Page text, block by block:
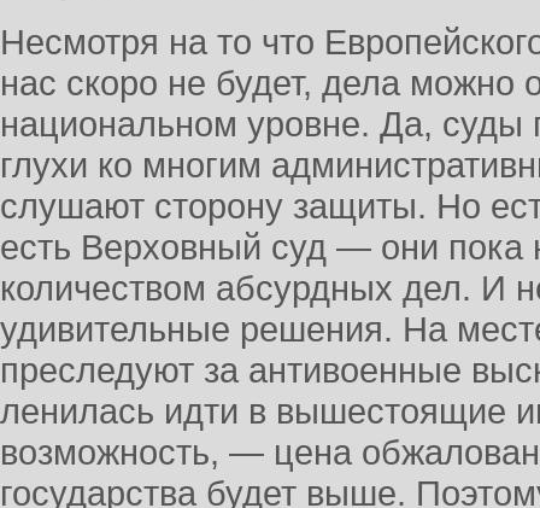
Несмотря на то что
нас скоро не будет, дела можно
национальном уровне. Да, суды
глухи ко многим
слушают сторону защиты. Но
есть Верховный суд — они
количеством абсурдных дел. И
удивительные решения. На
преследуют за антивоенные
ленилась идти в вышестоящие
возможность, — цена
государства будет выше.